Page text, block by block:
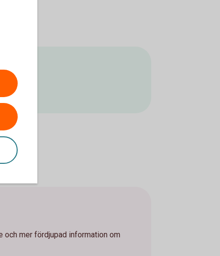
och mer fördjupad information om